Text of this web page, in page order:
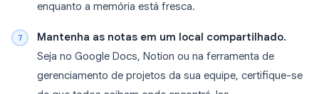
enquanto a memória está fresca.
Mantenha as notas em um local compartilhado.
Seja no Google Docs, Notion ou na ferramenta de
gerenciamento de projetos da sua equipe, certifique-se